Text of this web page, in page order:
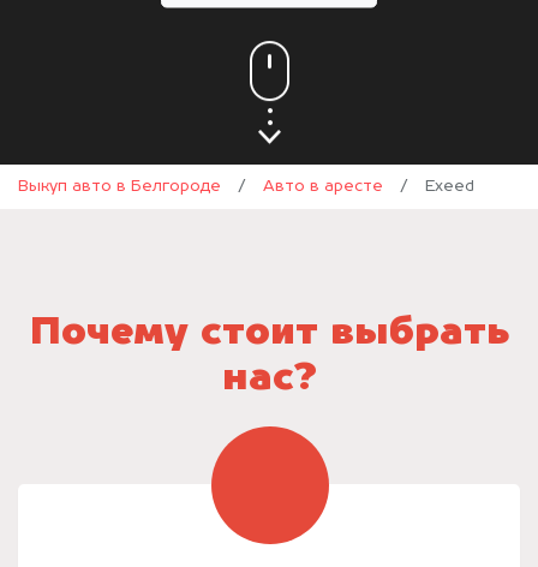
Выкуп авто в Белгороде / Авто в аресте / Exeed
Почему стоит выбрать
нас?